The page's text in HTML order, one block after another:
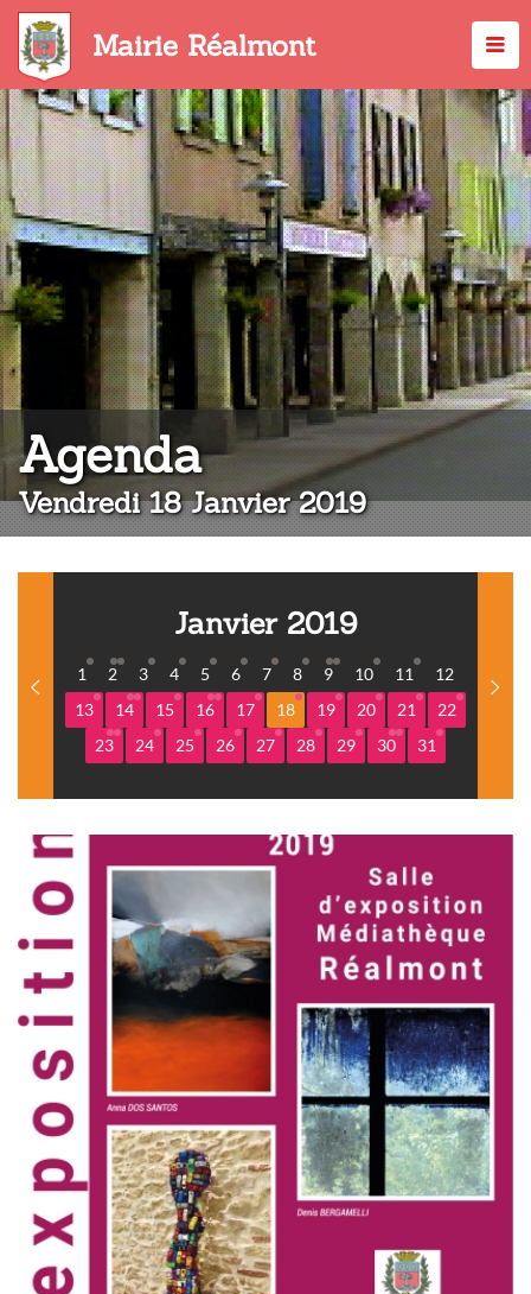
Aller
contenu
principal
Mairie Réalmont
Agenda:
Vendredi 18 Janvier 2019
Janvier 2019
1 2 3 4 5 6 7 8 9 10 11
12
13
14 15 16 17 18 19 20 21
22
23
24 25 26 27 28 29 30 31